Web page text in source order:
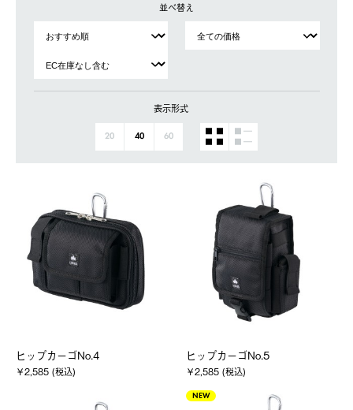
並べ替え
表示形式
20 40 60
ヒップカーゴNo.4
￥2,585 (税込)
ヒップカーゴNo.5
￥2,585 (税込)
NEW